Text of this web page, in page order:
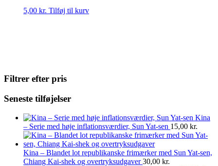
5,00 kr. Tilføj til kurv
Filtrer efter pris
Seneste tilføjelser
Kina
– Serie med høje inflationsværdier, Sun Yat-sen 15,00 kr.
Kina – Blandet lot republikanske frimærker med Sun Yat-sen,
Chiang Kai-shek og overtryksudgaver 30,00 kr.